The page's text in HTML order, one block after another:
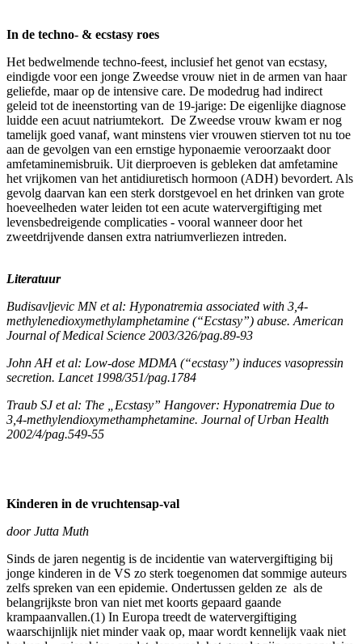
In de techno- & ecstasy roes
Het bedwelmende techno-feest, inclusief het genot van ecstasy,
eindigde voor een jonge Zweedse vrouw niet in de armen van haar
geliefde, maar op de intensive care. De modedrug had indirect
geleid tot de ineenstorting van de 19-jarige: De eigenlijke diagnose
luidde een acuut natriumtekort. De Zweedse vrouw kwam er nog
tamelijk goed vanaf, want minstens vier vrouwen stierven tot nu toe
aan de gevolgen van een ernstige hyponaemie veroorzaakt door
amfetaminemisbruik. Uit dierproeven is gebleken dat amfetamine
het vrijkomen van het antidiuretisch hormoon (ADH) bevordert. Als
gevolg daarvan kan een sterk dorstgevoel en het drinken van grote
hoeveelheden water leiden tot een acute watervergiftiging met
levensbedreigende complicaties - vooral wanneer door het
zweetdrijvende dansen extra natriumverliezen intreden.
Literatuur
Budisavljevic MN et al: Hyponatremia associated with 3,4-
methylenedioxymethylamphetamine (“Ecstasy”) abuse. American
Journal of Medical Science 2003/326/pag.89-93
John AH et al: Low-dose MDMA (“ecstasy”) induces vasopressin
secretion. Lancet 1998/351/pag.1784
Traub SJ et al: The „Ecstasy” Hangover: Hyponatremia Due to
3,4-methylendioxymethamphetamine. Journal of Urban Health
2002/4/pag.549-55
Kinderen in de vruchtensap-val
door Jutta Muth
Sinds de jaren negentig is de incidentie van watervergiftiging bij
jonge kinderen in de VS zo sterk toegenomen dat sommige auteurs
zelfs spreken van een epidemie. Ondertussen gelden ze als de
belangrijkste bron van niet met koorts gepaard gaande
krampaanvallen.(1) In Europa treedt de watervergiftiging
waarschijnlijk niet minder vaak op, maar wordt kennelijk vaak niet